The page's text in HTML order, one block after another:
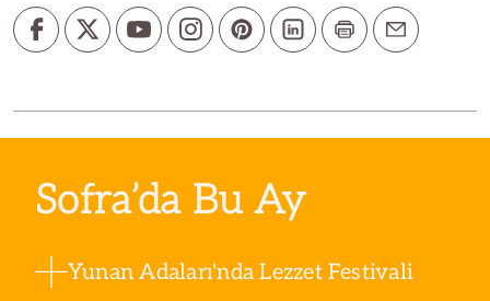
Sofra’da Bu Ay
Yunan Adaları'nda Lezzet Festivali